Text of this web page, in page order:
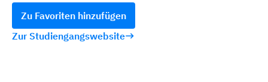
Zu Favoriten hinzufügen
Zur Studiengangswebsite